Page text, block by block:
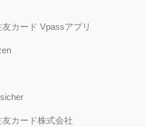
友カード Vpassアプリ
友カード株式会社